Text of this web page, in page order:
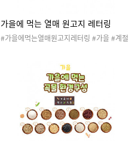
가을에 먹는 열매 원고지 레터링
#가을에먹는열매원고지레터링 #가을 #계절
가을꾸미기 #가을도안 #가을프로젝트 #가을
레터링 #가을환경구성